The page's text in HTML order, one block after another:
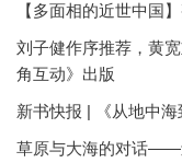
【多面相的近世中国
刘子健作序推荐，黄
角互动》出版
新书快报 | 《从地中
草原与大海的对话——